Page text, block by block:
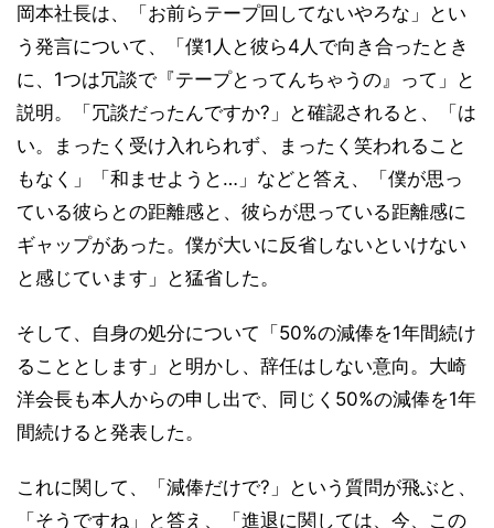
岡本社長は、「お前らテープ回してないやろな」とい
う発言について、「僕1人と彼ら4人で向き合ったとき
に、1つは冗談で『テープとってんちゃうの』って」と
説明。「冗談だったんですか?」と確認されると、「は
い。まったく受け入れられず、まったく笑われること
もなく」「和ませようと…」などと答え、「僕が思っ
ている彼らとの距離感と、彼らが思っている距離感に
ギャップがあった。僕が大いに反省しないといけない
と感じています」と猛省した。
そして、自身の処分について「50%の減俸を1年間続け
ることとします」と明かし、辞任はしない意向。大崎
洋会長も本人からの申し出で、同じく50%の減俸を1年
間続けると発表した。
これに関して、「減俸だけで?」という質問が飛ぶと、
「そうですね」と答え、「進退に関しては、今、この